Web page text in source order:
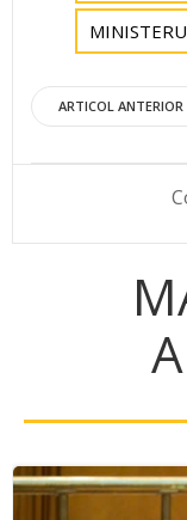
Post
ARTICOL ANTERIOR